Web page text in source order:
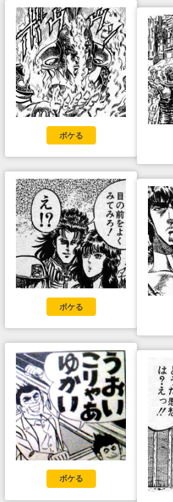
ボケる
ボケる
ボケる